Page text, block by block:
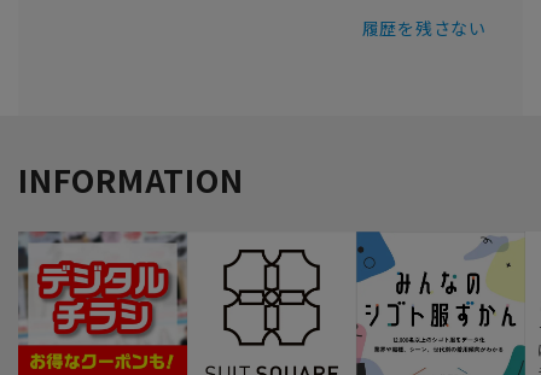
履歴を残さない
INFORMATION